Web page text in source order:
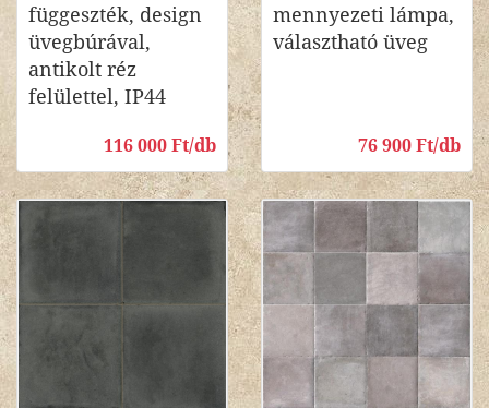
függeszték, design
üvegbúrával,
antikolt réz
felülettel, IP44
116 000 Ft/db
mennyezeti lámpa,
választható üveg
76 900 Ft/db